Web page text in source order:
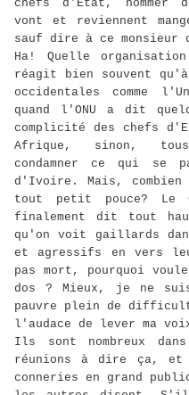
chefs d'Etat, nommer
vont et reviennent
sauf dire à ce
Ha! Quelle
réagit bien souvent
occidentales comme
quand l'ONU a dit
complicité des chefs
Afrique, sinon, tous,
condamner ce qui se
d'Ivoire. Mais,
tout petit pouce? Le
finalement dit tout
qu'on voit gaillards
et agressifs en vers
pas mort, pourquoi
dos ? Mieux, je ne
pauvre plein de
l'audace de lever ma
Ils sont nombreux
réunions à dire ça,
conneries en grand